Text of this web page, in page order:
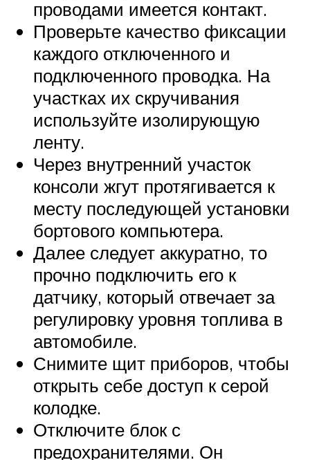
проводами имеется контакт.
Проверьте качество фиксации
каждого отключенного и
подключенного проводка. На
участках их скручивания
используйте изолирующую
ленту.
Через внутренний участок
консоли жгут протягивается к
месту последующей установки
бортового компьютера.
Далее следует аккуратно, то
прочно подключить его к
датчику, который отвечает за
регулировку уровня топлива в
автомобиле.
Снимите щит приборов, чтобы
открыть себе доступ к серой
колодке.
Отключите блок с
предохранителями. Он